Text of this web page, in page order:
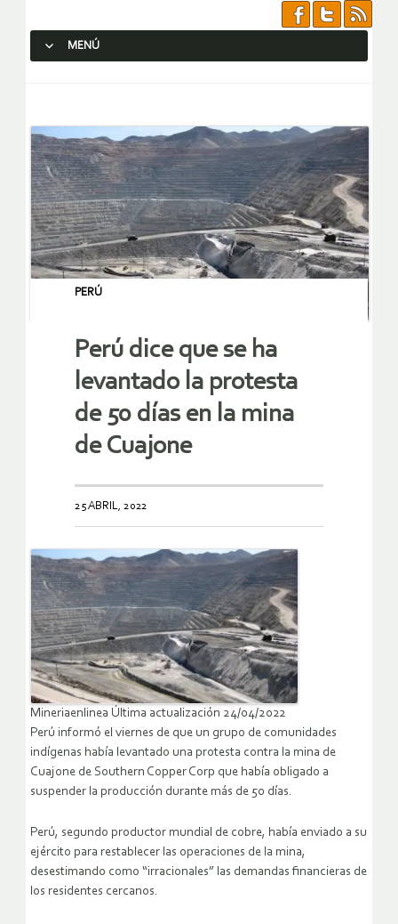
MENÚ
PERÚ
Perú dice que se ha
levantado la protesta
de 50 días en la mina
de Cuajone
25 ABRIL, 2022
Mineriaenlinea Última actualización 24/04/2022
Perú informó el viernes de que un grupo de comunidades
indígenas había levantado una protesta contra la mina de
Cuajone de Southern Copper Corp que había obligado a
suspender la producción durante más de 50 días.
Perú, segundo productor mundial de cobre, había enviado a su
ejército para restablecer las operaciones de la mina,
desestimando como “irracionales” las demandas financieras de
los residentes cercanos.